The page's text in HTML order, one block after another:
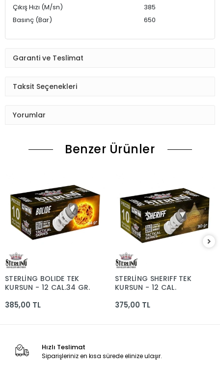
Çıkış Hızı (M/sn)
385
Basınç (Bar)
650
Garanti ve Teslimat
Taksit Seçenekleri
Yorumlar
Benzer Ürünler
STERLİNG BOLIDE TEK
KURŞUN - 12 CAL.34 GR.
385,00 TL
STERLİNG SHERIFF TEK
KURŞUN - 12 CAL.
375,00 TL
Hızlı Teslimat
Siparişleriniz en kısa sürede elinize ulaşır.